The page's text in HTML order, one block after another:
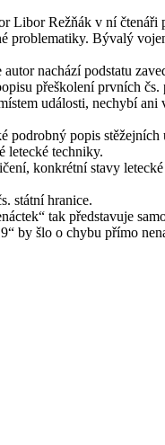
Režňák v ní
Bývalý
nachází podstatu
přeškolení prvních
události, nechybí
popis
letecké techniky.
konkrétní stavy
státní hranice.
tak představuje
by šlo o chybu přímo